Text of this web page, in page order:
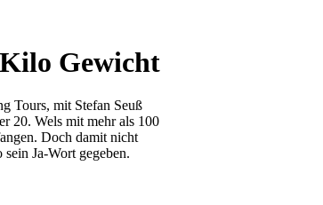
Gewicht
Tours, mit Stefan Seuß
20. Wels mit mehr als 100
Doch damit nicht
Ja-Wort gegeben.